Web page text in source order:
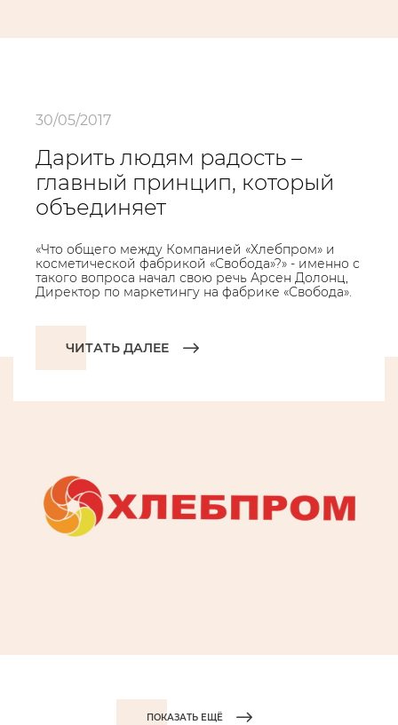
30/05/2017
Дарить людям радость –
главный принцип, который
объединяет
«Что общего между Компанией «Хлебпром» и
косметической фабрикой «Свобода»?» - именно с
такого вопроса начал свою речь Арсен Долонц,
Директор по маркетингу на фабрике «Свобода».
ЧИТАТЬ ДАЛЕЕ
ПОКАЗАТЬ ЕЩЁ